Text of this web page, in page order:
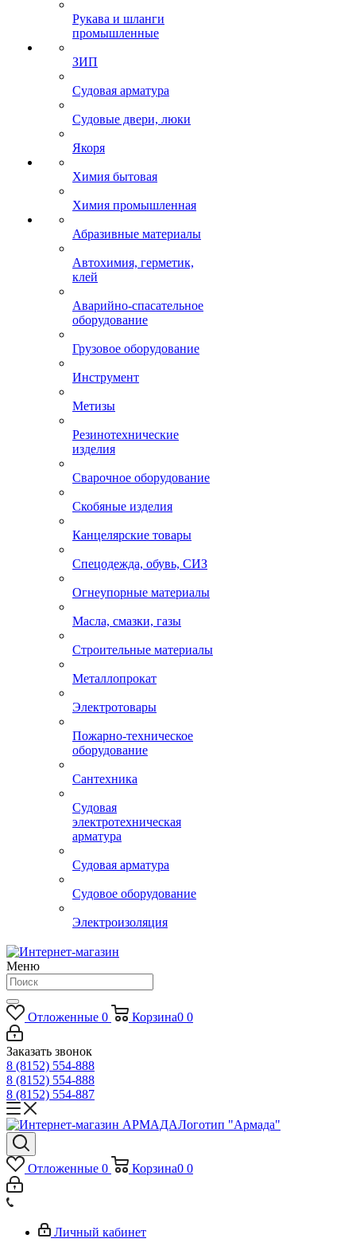
Рукава и шланги
промышленные
ЗИП
Судовая арматура
Судовые двери, люки
Якоря
Химия бытовая
Химия промышленная
Абразивные материалы
Автохимия, герметик,
клей
Аварийно-спасательное
оборудование
Грузовое оборудование
Инструмент
Метизы
Резинотехнические
изделия
Сварочное оборудование
Скобяные изделия
Канцелярские товары
Спецодежда, обувь, СИЗ
Огнеупорные материалы
Масла, смазки, газы
Строительные материалы
Металлопрокат
Электротовары
Пожарно-техническое
оборудование
Сантехника
Судовая
электротехническая
арматура
Судовая арматура
Судовое оборудование
Электроизоляция
Меню
Отложенные 0 Корзина0 0
Заказать звонок
8 (8152) 554-888
8 (8152) 554-888
8 (8152) 554-887
Логотип "Армада"
Отложенные 0 Корзина0 0
Личный кабинет